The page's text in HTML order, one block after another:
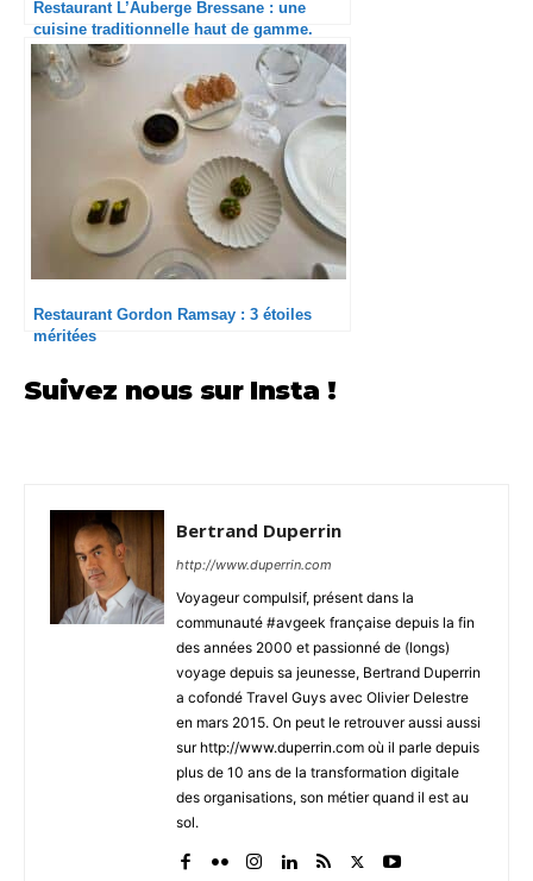
Restaurant L’Auberge Bressane : une
cuisine traditionnelle haut de gamme.
Restaurant Gordon Ramsay : 3 étoiles
méritées
Suivez nous sur Insta !
Bertrand Duperrin
http://www.duperrin.com
Voyageur compulsif, présent dans la
communauté #avgeek française depuis la fin
des années 2000 et passionné de (longs)
voyage depuis sa jeunesse, Bertrand Duperrin
a cofondé Travel Guys avec Olivier Delestre
en mars 2015. On peut le retrouver aussi aussi
sur http://www.duperrin.com où il parle depuis
plus de 10 ans de la transformation digitale
des organisations, son métier quand il est au
sol.